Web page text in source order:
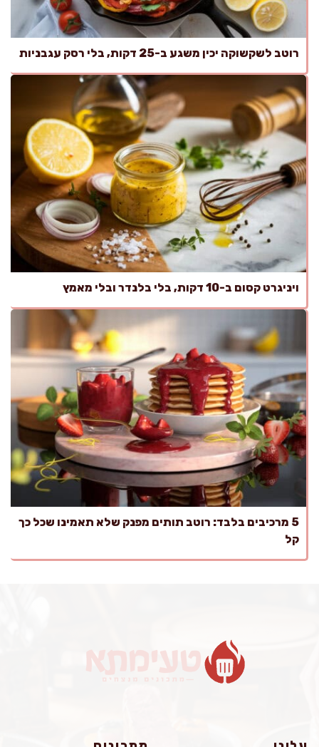
רוטב לשקשוקה יכין משגע ב-25 דקות, בלי רסק עגבניות
ויניגרט קסום ב-10 דקות, בלי בלנדר ובלי מאמץ
5 מרכיבים בלבד: רוטב תותים מפנק שלא תאמינו שכל כך
קל